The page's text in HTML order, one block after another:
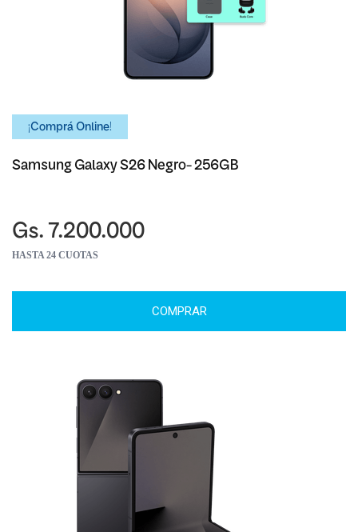
¡Comprá Online!
Samsung Galaxy S26 Negro- 256GB
Gs. 7.200.000
HASTA 24 CUOTAS
COMPRAR